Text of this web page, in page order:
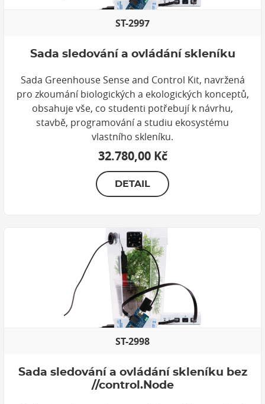
ST-2997
Sada sledování a ovládání skleníku
Sada Greenhouse Sense and Control Kit, navržená
pro zkoumání biologických a ekologických konceptů,
obsahuje vše, co studenti potřebují k návrhu,
stavbě, programování a studiu ekosystému
vlastního skleníku.
32.780,00 Kč
DETAIL
ST-2998
Sada sledování a ovládání skleníku bez
//control.Node